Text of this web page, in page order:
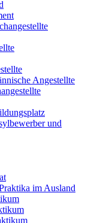
Angestellte
und
im Ausland